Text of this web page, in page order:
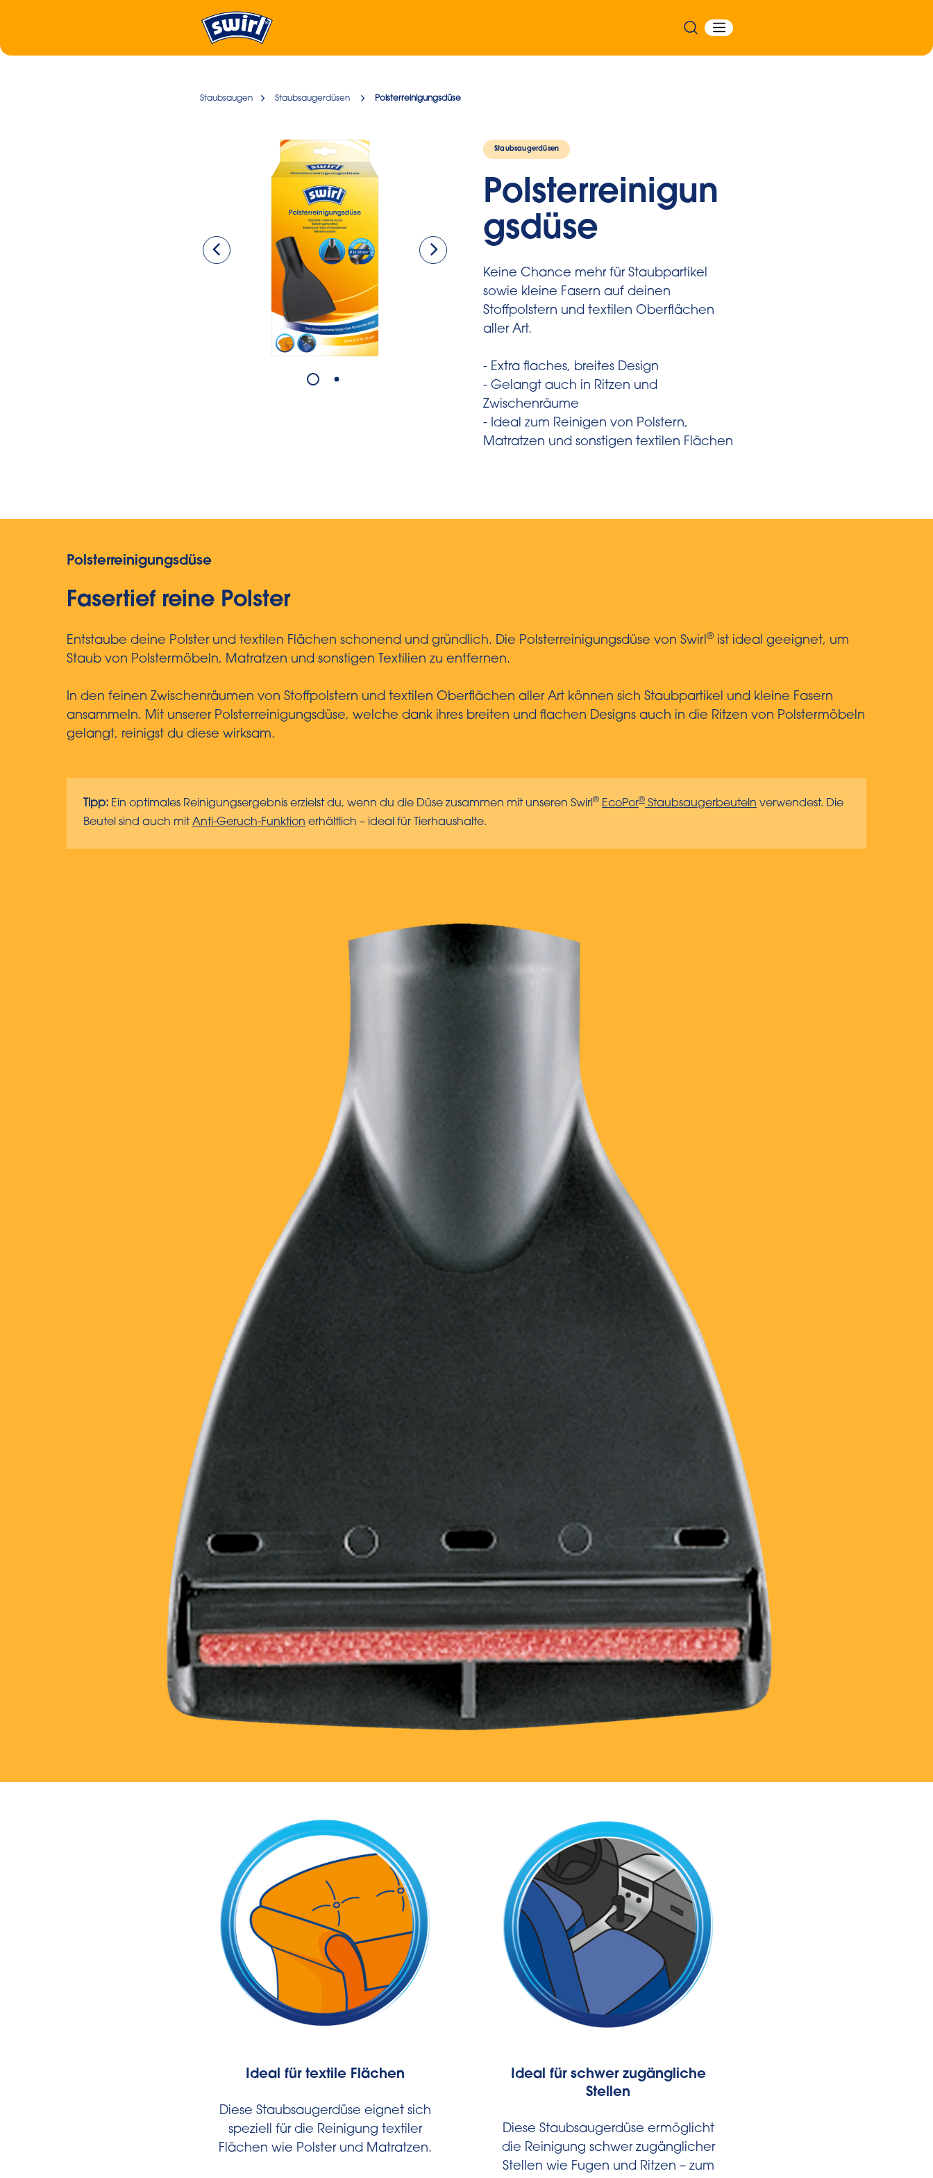
Staubsaugen Staubsaugerdüsen Polsterreinigungsdüse
Staubsaugerdüsen
Polsterreinigun
gsdüse
Keine Chance mehr für Staubpartikel
sowie kleine Fasern auf deinen
Stoffpolstern und textilen Oberflächen
aller Art.
- Extra flaches, breites Design
- Gelangt auch in Ritzen und
Zwischenräume
- Ideal zum Reinigen von Polstern,
Matratzen und sonstigen textilen Flächen
Polsterreinigungsdüse
Fasertief reine Polster
Entstaube deine Polster und textilen Flächen schonend und gründlich. Die Polsterreinigungsdüse von Swirl® ist ideal geeignet, um
Staub von Polstermöbeln, Matratzen und sonstigen Textilien zu entfernen.
In den feinen Zwischenräumen von Stoffpolstern und textilen Oberflächen aller Art können sich Staubpartikel und kleine Fasern
ansammeln. Mit unserer Polsterreinigungsdüse, welche dank ihres breiten und flachen Designs auch in die Ritzen von Polstermöbeln
gelangt, reinigst du diese wirksam.
Tipp: Ein optimales Reinigungsergebnis erzielst du, wenn du die Düse zusammen mit unseren Swirl ® EcoPor® Staubsaugerbeuteln verwendest. Die
Beutel sind auch mitAnti-Geruch-Funktion erhältlich – ideal für Tierhaushalte.
Ideal für textile Flächen
Diese Staubsaugerdüse eignet sich
speziell für die Reinigung textiler
Flächen wie Polster und Matratzen.
Ideal für schwer zugängliche
Stellen
Diese Staubsaugerdüse ermöglicht
die Reinigung schwer zugänglicher
Stellen wie Fugen und Ritzen – zum